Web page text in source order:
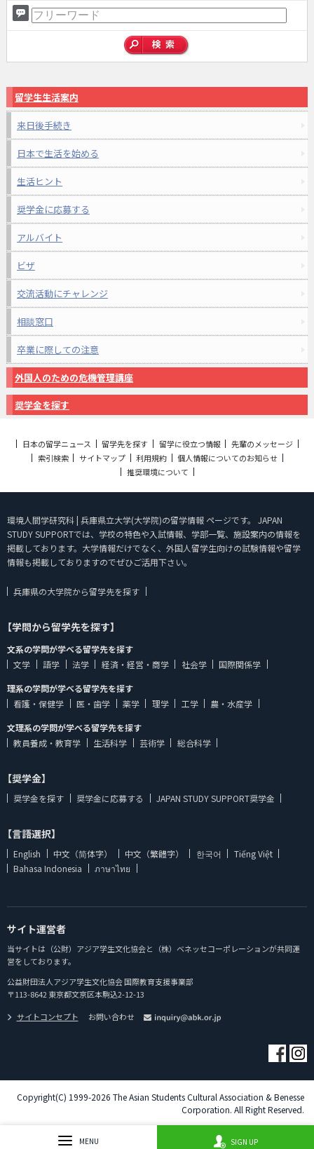
留学生生活案内
来日後手続き
日本で生活を始める
生活ヒント
奨学金に応募する
アルバイト
ビザ
交流活動にチャレンジ
相談窓口
卒業に際しての注意
外国人のための危機管理講座
奨学金を探す
日本の留学ニュース 留学先を探す 留学に役立つ情報
先輩のメッセージ
索引検索
サイトマップ 利用規約
個人情報についてのお知らせ
推奨環境について
環境人間学研究科 | 兵庫県立大学(大学院)の留学情報 ページです。 JAPAN
STUDY SUPPORTでは、学校の特色や入試情報、学部一覧、施設案内の情報を
掲載しております。大学情報だけでなく、外国人留学生向けの試験情報や留学
情報も掲載しておりますのでぜひご活用下さい。
兵庫県の大学院から留学先を探す
【学問から留学先を探す】
文系の学問が学べる留学先を探す
文学
語学 法学 経済・経営・商学 社会学
国際関係学
理系の学問が学べる留学先を探す
看護・保健学
医・歯学 薬学 理学 工学
農・水産学
文理系の学問が学べる留学先を探す
教員養成・教育学
生活科学 芸術学 総合科学
【奨学金】
奨学金を探す 奨学金に応募する JAPAN STUDY SUPPORT奨学金
【言語選択】
English 中文（简体字） 中文（繁體字） 한국어
Tiếng Việt
Bahasa Indonesia
ภาษาไทย
サイト運営者
当サイトは（公財）アジア学生文化協会と（株）ベネッセコーポレーションが共同運
営をしております。
公益財団法人アジア学生文化協会 国際教育支援事業部
〒113-8642 東京都文京区本駒込2-12-13
サイトコンセプト
お問い合わせ
Copyright(C) 1999-2026 The Asian Students Cultural Association & Benesse
Corporation. All Right Reserved.
MENU SIGN UP